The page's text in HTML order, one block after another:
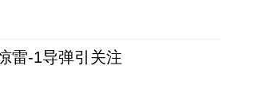
雷-1导弹引关注